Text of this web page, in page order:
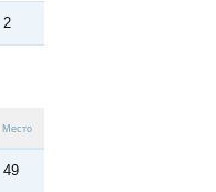
2
Место
49